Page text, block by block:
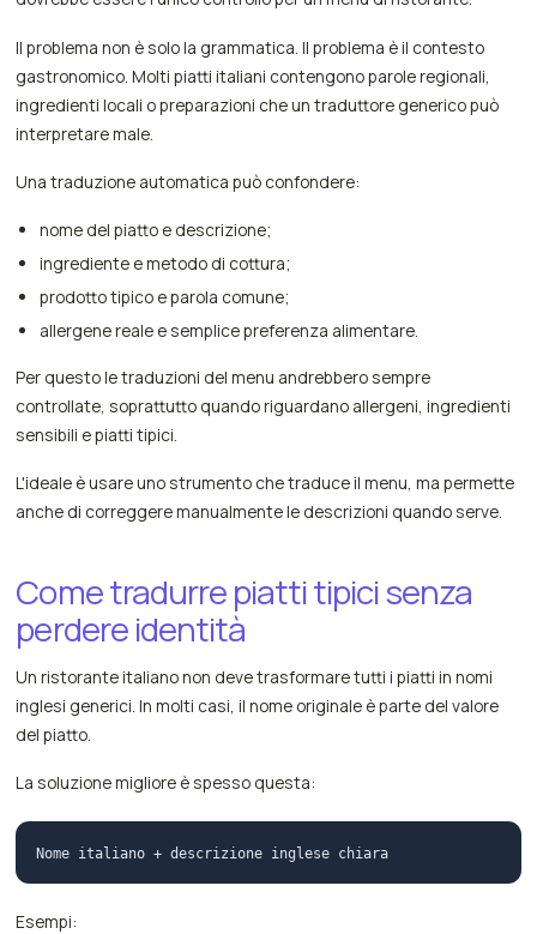
Il problema non è solo la grammatica. Il problema è il contesto
gastronomico. Molti piatti italiani contengono parole regionali,
ingredienti locali o preparazioni che un traduttore generico può
interpretare male.
Una traduzione automatica può confondere:
nome del piatto e descrizione;
ingrediente e metodo di cottura;
prodotto tipico e parola comune;
allergene reale e semplice preferenza alimentare.
Per questo le traduzioni del menu andrebbero sempre
controllate, soprattutto quando riguardano allergeni, ingredienti
sensibili e piatti tipici.
L'ideale è usare uno strumento che traduce il menu, ma permette
anche di correggere manualmente le descrizioni quando serve.
Come tradurre piatti tipici senza
perdere identità
Un ristorante italiano non deve trasformare tutti i piatti in nomi
inglesi generici. In molti casi, il nome originale è parte del valore
del piatto.
La soluzione migliore è spesso questa:
Nome italiano + descrizione inglese chiara
Esempi: